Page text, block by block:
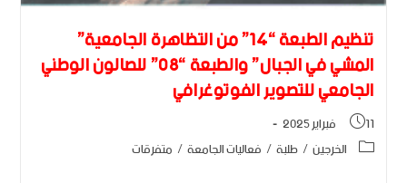
تنظيم الطبعة “14” من التظاهرة الجامعية”
المشي في الجبال” والطبعة “08” للصالون الوطني
الجامعي للتصوير الفوتوغرافي
11 فبراير 2025
الخرجين/طلبة/ فعاليات الجامعة/ متفرقات